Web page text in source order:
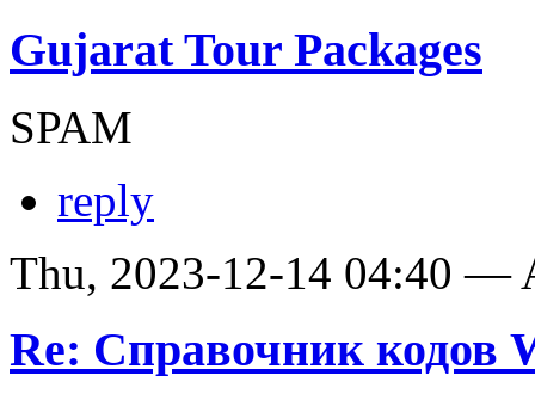
Gujarat Tour Packages
SPAM
reply
Thu, 2023-12-14 04:40 —
Re: Справочник кодов